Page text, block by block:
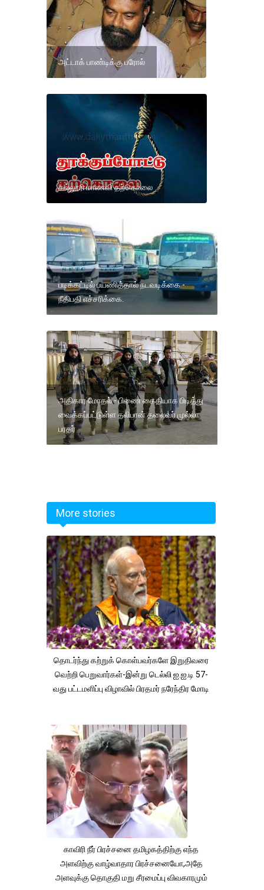
அட்டாக் பாண்டிக்கு பரோல்
கல்லூரி மாணவி தற்கொலை
படிக்கட்டில் பயணித்தால் நடவடிக்கை -
நீதிபதி எச்சரிக்கை.
அதிகார மோதல் - பிணை கைதியாக பிடித்து
வைக்கப்பட்டுள்ள தலிபான் தலைவர் முல்லா
பரதர்
More stories
தொடர்ந்து கற்றுக் கொள்பவர்களே இறுதிவரை
வெற்றி பெறுவார்கள்-இன்று டெல்லி ஐ.ஐ.டி 57-
வது பட்டமளிப்பு விழாவில் பிரதமர் நரேந்திர மோடி
காவிரி நீர் பிரச்சனை தமிழகத்திற்கு எந்த
அளவிற்கு வாழ்வாதார பிரச்சனையோ,அதே
அளவுக்கு தொகுதி மறு சீரமைப்பு விவகாரமும்